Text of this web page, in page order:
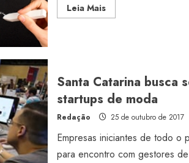
Leia MaisRead
more
brasileiras
Santa Catarina busca
startups de moda
Redação 25 de outubro de 2017
Empresas iniciantes de todo o
para encontro com gestores